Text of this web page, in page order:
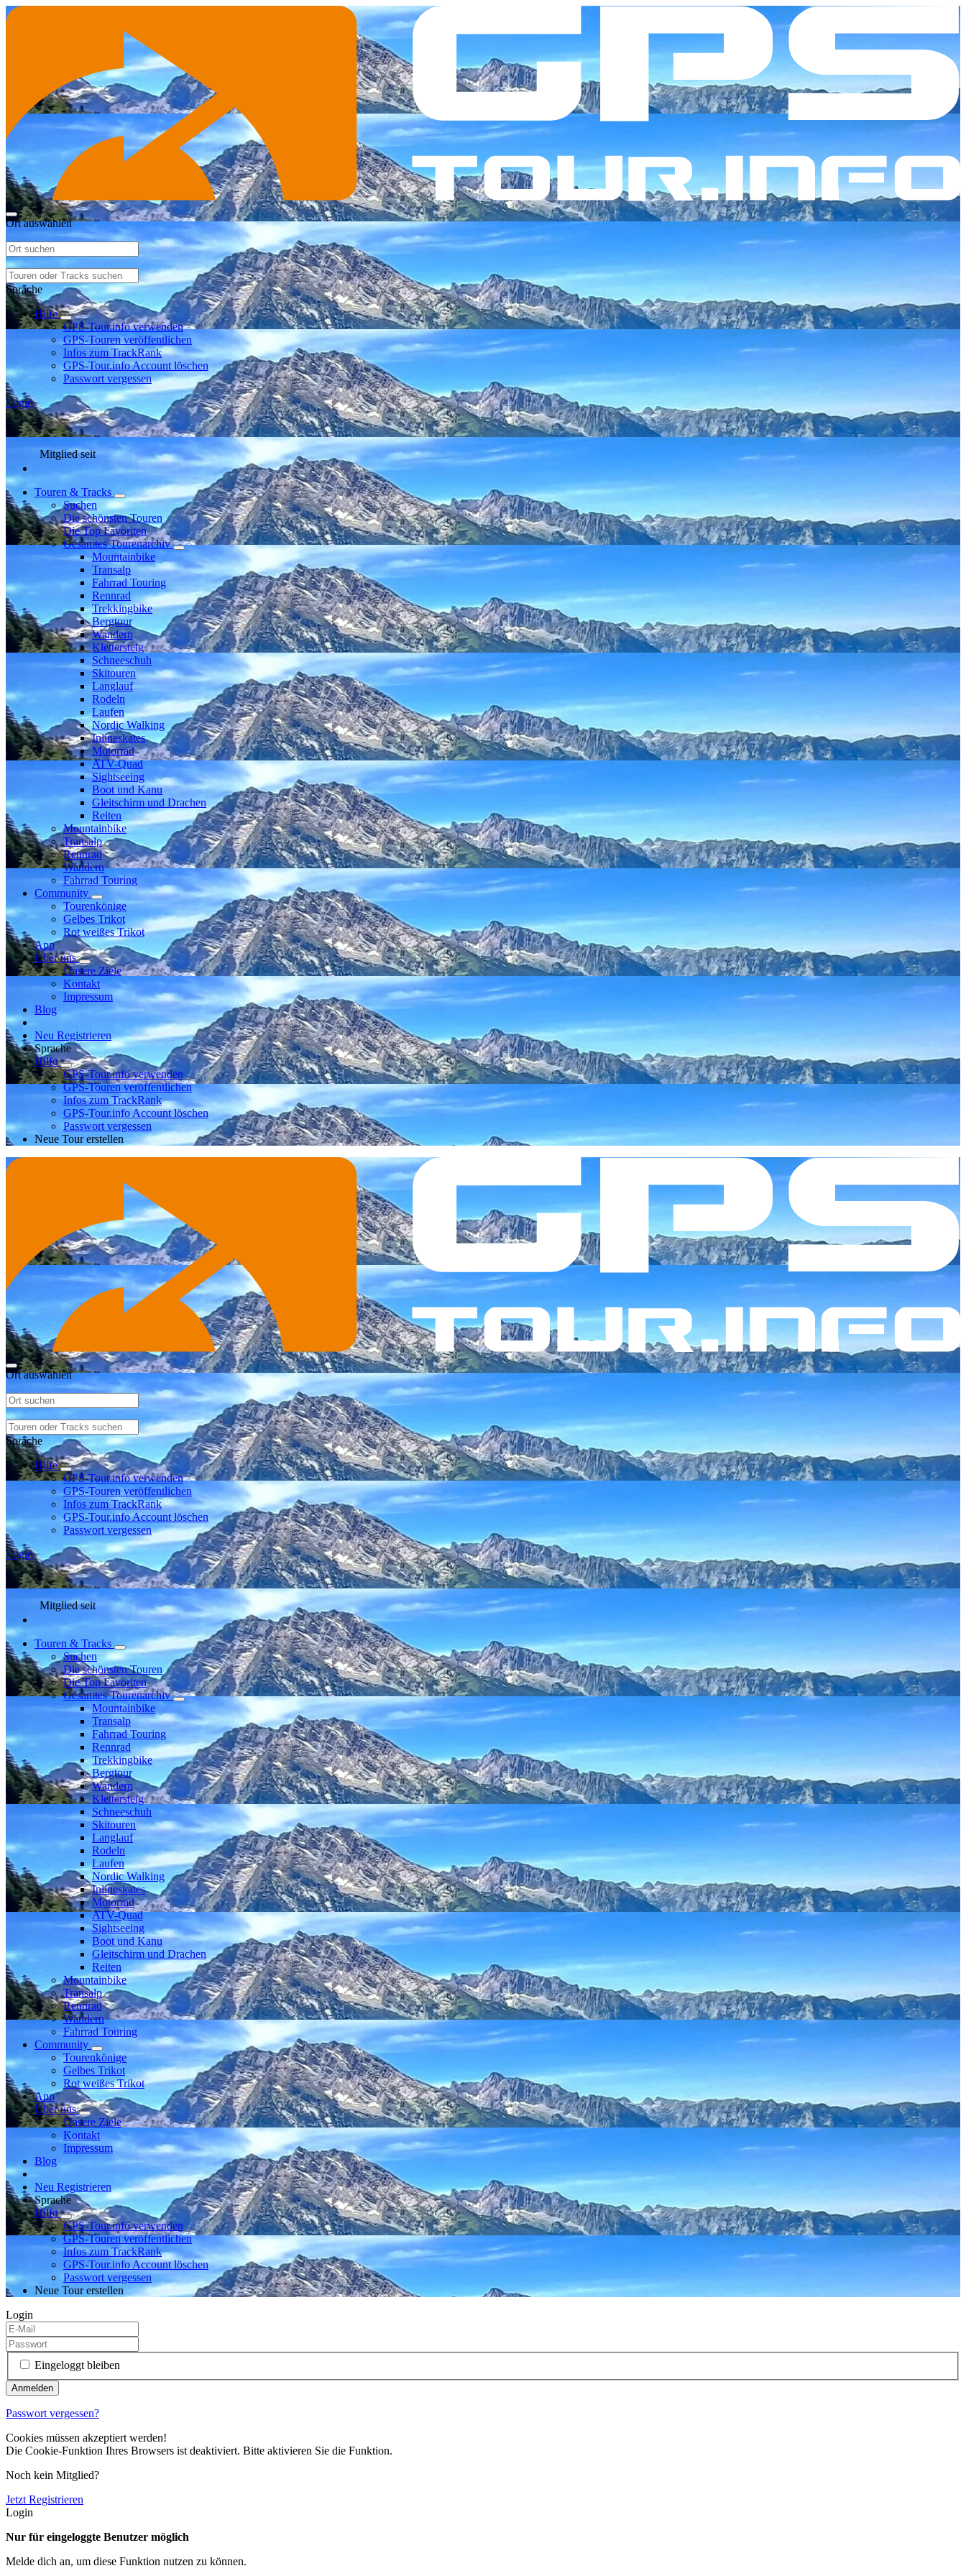
Ort auswählen
Sprache
Hilfe
GPS-Tour.info verwenden
GPS-Touren veröffentlichen
Infos zum TrackRank
GPS-Tour.info Account löschen
Passwort vergessen
Login
Mitglied seit
Touren & Tracks
Suchen
Die schönsten Touren
Die Top Favoriten
Gesamtes Tourenarchiv
Mountainbike
Transalp
Fahrrad Touring
Rennrad
Trekkingbike
Bergtour
Wandern
Klettersteig
Schneeschuh
Skitouren
Langlauf
Rodeln
Laufen
Nordic Walking
Inlineskates
Motorrad
ATV-Quad
Sightseeing
Boot und Kanu
Gleitschirm und Drachen
Reiten
Mountainbike
Transalp
Rennrad
Wandern
Fahrrad Touring
Community
Tourenkönige
Gelbes Trikot
Rot weißes Trikot
App
Über uns
Unsere Ziele
Kontakt
Impressum
Blog
Neu Registrieren
Sprache
Hilfe
GPS-Tour.info verwenden
GPS-Touren veröffentlichen
Infos zum TrackRank
GPS-Tour.info Account löschen
Passwort vergessen
Neue Tour erstellen
Ort auswählen
Sprache
Hilfe
GPS-Tour.info verwenden
GPS-Touren veröffentlichen
Infos zum TrackRank
GPS-Tour.info Account löschen
Passwort vergessen
Login
Mitglied seit
Touren & Tracks
Suchen
Die schönsten Touren
Die Top Favoriten
Gesamtes Tourenarchiv
Mountainbike
Transalp
Fahrrad Touring
Rennrad
Trekkingbike
Bergtour
Wandern
Klettersteig
Schneeschuh
Skitouren
Langlauf
Rodeln
Laufen
Nordic Walking
Inlineskates
Motorrad
ATV-Quad
Sightseeing
Boot und Kanu
Gleitschirm und Drachen
Reiten
Mountainbike
Transalp
Rennrad
Wandern
Fahrrad Touring
Community
Tourenkönige
Gelbes Trikot
Rot weißes Trikot
App
Über uns
Unsere Ziele
Kontakt
Impressum
Blog
Neu Registrieren
Sprache
Hilfe
GPS-Tour.info verwenden
GPS-Touren veröffentlichen
Infos zum TrackRank
GPS-Tour.info Account löschen
Passwort vergessen
Neue Tour erstellen
Login
Eingeloggt bleiben
Passwort vergessen?
Cookies müssen akzeptiert werden!
Die Cookie-Funktion Ihres Browsers ist deaktiviert. Bitte aktivieren Sie die Funktion.
Noch kein Mitglied?
Jetzt Registrieren
Login
Nur für eingeloggte Benutzer möglich
Melde dich an, um diese Funktion nutzen zu können.